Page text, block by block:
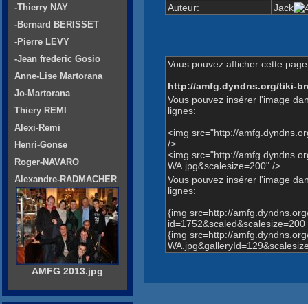
Auteur:
Jack
Vous pouvez afficher cette
http://amfg.dyndns.org/tiki-
Vous pouvez insérer l'image
lignes:
<img src="http://
/>
<img src="http://
WA.jpg&scalesize=200" />
Vous pouvez insérer l'image
lignes:
{img src=http://
id=1752&scaled&scalesize=200
{img src=http://
-Thierry NAY
-Bernard BERISSET
-Pierre LEVY
-Jean frederic Gosio
Anne-Lise Martorana
Jo-Martorana
Thiery REMI
Alexi-Remi
Henri-Gonse
Roger-NAVARO
Alexandre-RADMACHER
AMFG 2013.jpg